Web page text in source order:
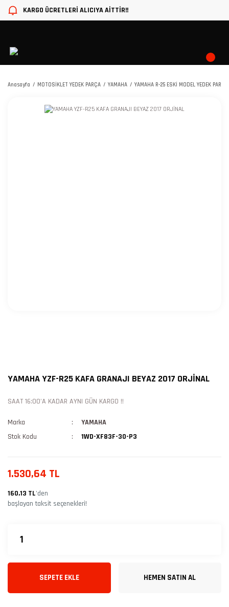
KARGO ÜCRETLERİ ALICIYA AİTTİR!!
Anasayfa MOTOSİKLET YEDEK PARÇA YAMAHA YAMAHA R-25 ESKİ MODEL YEDEK PARÇA
YAMAHA YZF-R25 KAFA GRANAJI BEYAZ 2017 ORJİNAL
SAAT 16:00'A KADAR AYNI GÜN KARGO !!
Marka
YAMAHA
Stok Kodu
1WD-XF83F-30-P3
1.530,64 TL
160,13 TL’den
başlayan taksit seçenekleri!
SEPETE EKLE HEMEN SATIN AL